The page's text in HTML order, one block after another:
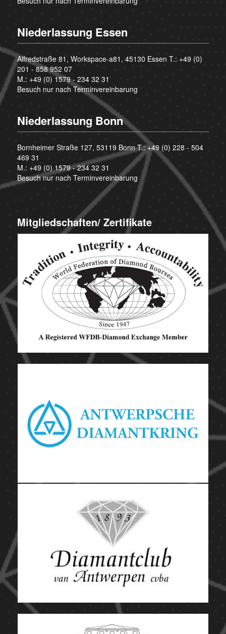
Niederlassung Essen
Alfredstraße 81, Workspace-a81, 45130 Essen T.: +49 (0)
201 - 858 952 07
M.: +49 (0) 1579 - 234 32 31
Besuch nur nach Terminvereinbarung
Niederlassung Bonn
Bornheimer Straße 127, 53119 Bonn T.:+49 (0) 228 - 504
469 31
M.: +49 (0) 1579 - 234 32 31
Besuch nur nach Terminvereinbarung
Mitgliedschaften/ Zertifikate